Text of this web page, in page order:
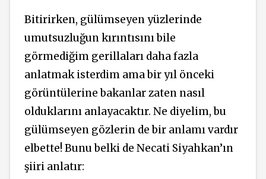
Bitirirken, gülümseyen yüzlerinde
umutsuzluğun kırıntısını bile
görmediğim gerillaları daha fazla
anlatmak isterdim ama bir yıl önceki
görüntülerine bakanlar zaten nasıl
olduklarını anlayacaktır. Ne diyelim, bu
gülümseyen gözlerin de bir anlamı vardır
elbette! Bunu belki de Necati Siyahkan’ın
şiiri anlatır: